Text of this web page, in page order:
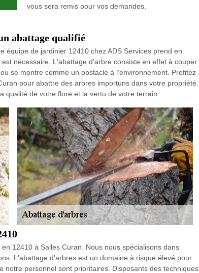
vous sera remis pour vos demandes.
abattage qualifié
équipe de jardinier 12410 chez ADS Services prend en
nécessaire. L'abattage d'arbre consiste en effet à couper
se montre comme un obstacle à l'environnement. Profitez
pour abattre des arbres importuns dans votre propriété.
qualité de votre flore et la vertu de votre terrain.
12410 à Salles Curan. Nous nous spécialisons dans
L'abattage d'arbres est un domaine à risque élevé pour
notre personnel sont prioritaires. Disposants des techniques